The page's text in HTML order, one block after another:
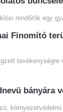
rendőrök egy
Finomító